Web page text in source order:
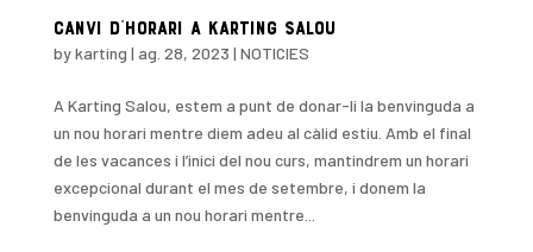
Canvi d’horari a Karting Salou
bykarting | ag. 28, 2023 | NOTICIES
A Karting Salou, estem a punt de donar-li la benvinguda a
un nou horari mentre diem adeu al càlid estiu. Amb el final
de les vacances i l’inici del nou curs, mantindrem un horari
excepcional durant el mes de setembre, i donem la
benvinguda a un nou horari mentre...